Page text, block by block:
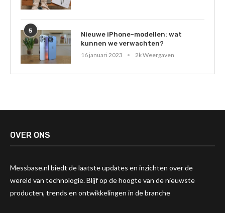
5
Nieuwe iPhone-modellen: wat
kunnen we verwachten?
16 januari 2023
2k Weergaven
OVER ONS
Messbase.nl biedt de laatste updates en inzichten over de
wereld van technologie. Blijf op de hoogte van de nieuwste
producten, trends en ontwikkelingen in de branche